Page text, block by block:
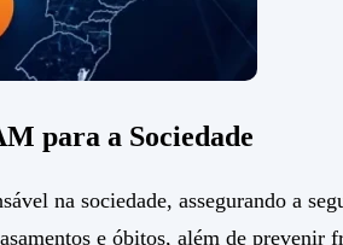
para a Sociedade
na sociedade, assegurando a
e óbitos, além de prevenir